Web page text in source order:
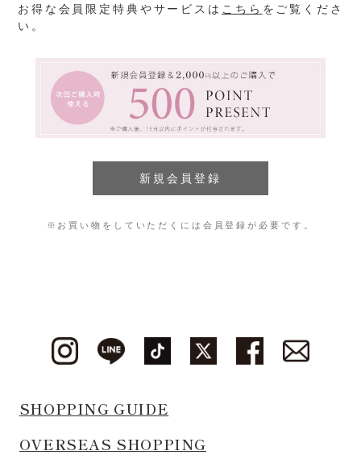
お得な会員限定特典やサービスは こちら をご覧くださ
い。
※お買い物をしていただくには会員登録が必要です。
SHOPPING GUIDE
OVERSEAS SHOPPING